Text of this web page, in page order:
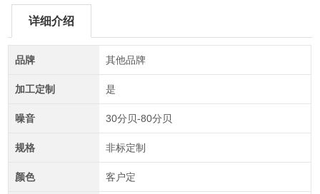
详细介绍
品牌 其他品牌
加工定制 是
噪音 30分贝-80分贝
规格 非标定制
颜色 客户定